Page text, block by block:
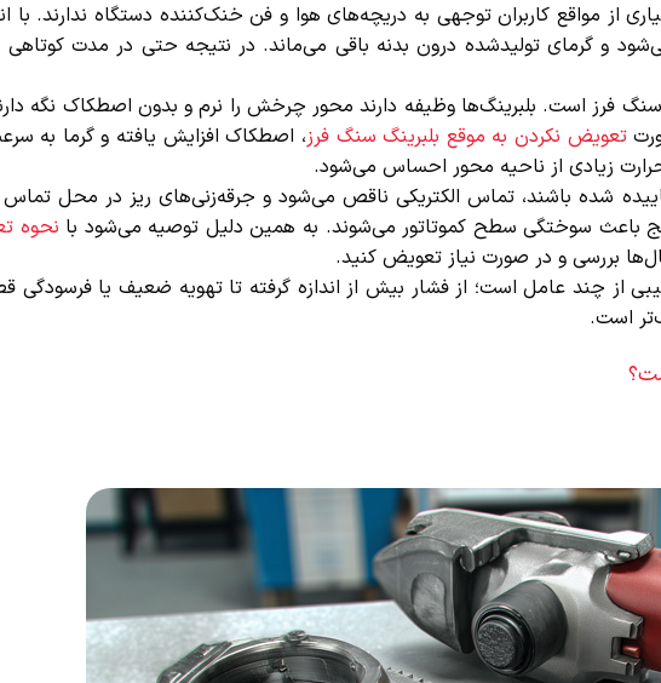
مواقع کاربران توجهی به دریچه‌های هوا و فن خنک‌کننده دستگاه ندارند. با
و گرمای تولیدشده درون بدنه باقی می‌ماند. در نتیجه حتی در مدت کوتاهی از
فرز است. بلبرینگ‌ها وظیفه دارند محور چرخش را نرم و بدون اصطکاک نگه
تعویض نکردن به موقع بلبرینگ سنگ فرز، اصطکاک افزایش یافته و گرما به سرعت
زیادی از ناحیه محور احساس می‌شود.
شده باشند، تماس الکتریکی ناقص می‌شود و جرقه‌زنی‌های ریز در محل تماس
باعث سوختگی سطح کموتاتور می‌شوند. به همین دلیل توصیه می‌شود بانحوه
بررسی و در صورت نیاز تعویض کنید.
از چند عامل است؛ از فشار بیش از اندازه گرفته تا تهویه ضعیف یا فرسودگی
است.